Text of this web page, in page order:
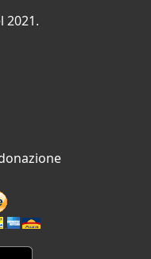
2021.